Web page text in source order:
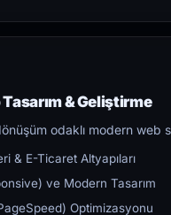
& Geliştirme
odaklı modern web
& E-Ticaret Altyapıları
ve Modern Tasarım
Optimizasyonu